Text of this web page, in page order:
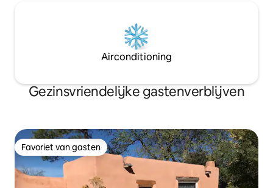
Airconditioning
Gezinsvriendelijke gastenverblijven
Favoriet van gasten
Favoriet van gasten